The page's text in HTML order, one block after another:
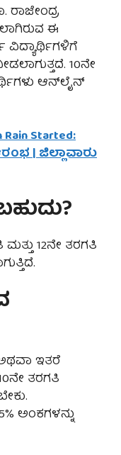
ರಾಜೇಂದ್ರ
ಈ
10ನೇ
ಆನ್‌ಲೈನ್
Rain Started:
| ಜಿಲ್ಲಾವಾರು
12ನೇ ತರಗತಿ
ಅಥವಾ ಇತರೆ
ತರಗತಿ
ಅಂಕಗಳನ್ನು